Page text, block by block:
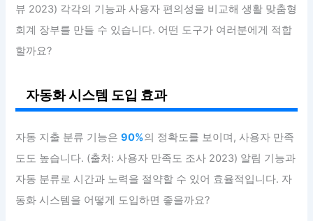
뷰 2023) 각각의 기능과 사용자 편의성을 비교해 생활 맞춤형
회계 장부를 만들 수 있습니다. 어떤 도구가 여러분에게 적합
할까요?
자동화 시스템 도입 효과
자동 지출 분류 기능은90%의 정확도를 보이며, 사용자 만족
도도 높습니다. (출처: 사용자 만족도 조사 2023) 알림 기능과
자동 분류로 시간과 노력을 절약할 수 있어 효율적입니다. 자
동화 시스템을 어떻게 도입하면 좋을까요?